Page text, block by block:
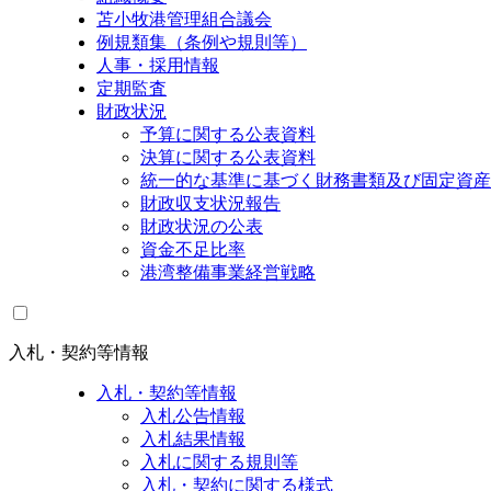
苫小牧港管理組合議会
例規類集（条例や規則等）
人事・採用情報
定期監査
財政状況
予算に関する公表資料
決算に関する公表資料
統一的な基準に基づく財務書類及び固定資
財政収支状況報告
財政状況の公表
資金不足比率
港湾整備事業経営戦略
入札・契約等情報
入札・契約等情報
入札公告情報
入札結果情報
入札に関する規則等
入札・契約に関する様式